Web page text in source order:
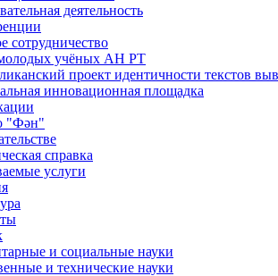
деятельность
сотрудничество
учёных АН РТ
проект идентичности текстов
инновационная площадка
"Фән"
справка
услуги
и социальные науки
и технические науки